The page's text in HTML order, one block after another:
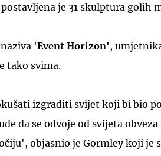
je 31 skulptura golih
'Event Horizon',
tako svima.
izgraditi svijet koji bi bio
da se odvoje od svijeta
objasnio je Gormley koji je